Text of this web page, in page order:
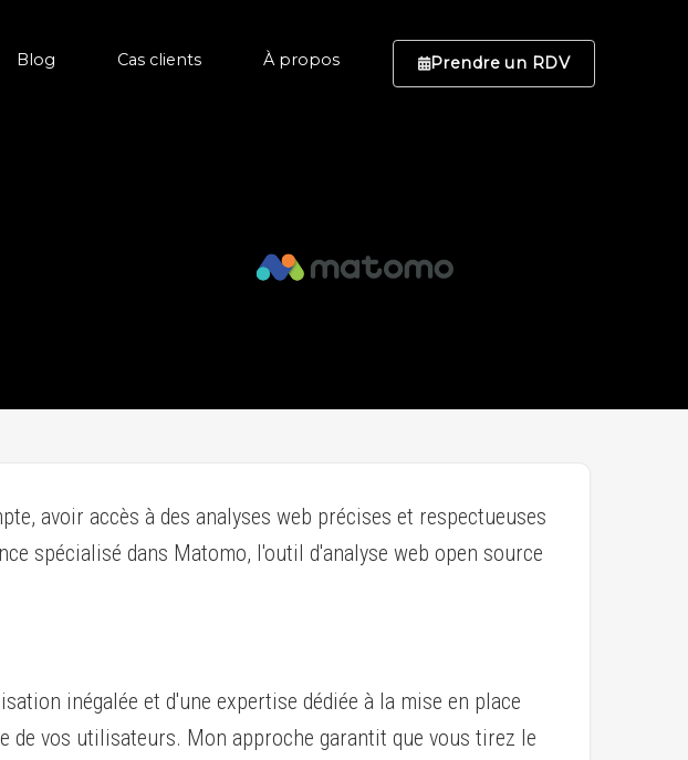
Blog Cas clients À propos Prendre un RDV
avoir accès à des analyses web précises et respectueuses
spécialisé dans Matomo, l'outil d'analyse web open source
inégalée et d'une expertise dédiée à la mise en place
de vos utilisateurs. Mon approche garantit que vous tirez le